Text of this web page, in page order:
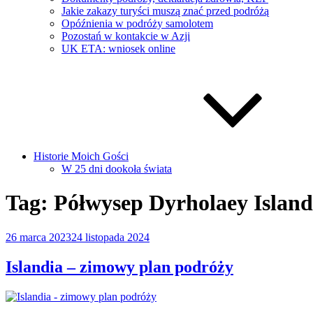
Jakie zakazy turyści muszą znać przed podróżą
Opóźnienia w podróży samolotem
Pozostań w kontakcie w Azji
UK ETA: wniosek online
Historie Moich Gości
W 25 dni dookoła świata
Tag: Półwysep Dyrholaey
Opublikowane
26 marca 202324 listopada 2024
Islandia – zimowy plan podróży